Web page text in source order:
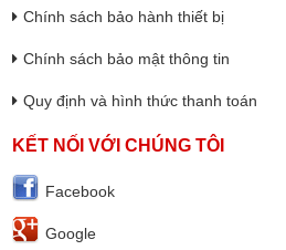
Chính sách bảo hành thiết bị
Chính sách bảo mật thông tin
Quy định và hình thức thanh toán
KẾT NỐI VỚI CHÚNG TÔI
Facebook
Google